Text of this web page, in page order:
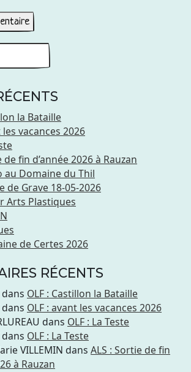
la Bataille
les vacances 2026
de fin d’année 2026 à Rauzan
au Domaine du Thil
de Grave 18-05-2026
Arts Plastiques
de Certes 2026
RÉCENTS
dans OLF : Castillon la Bataille
dans OLF : avant les vacances 2026
dans OLF : La Teste
dans OLF : La Teste
VILLEMIN dans ALS : Sortie de fin
à Rauzan